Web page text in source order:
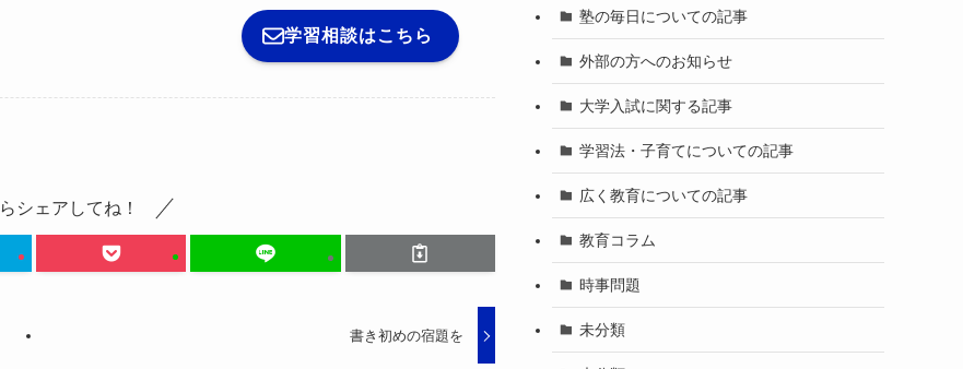
学習相談はこちら
シェアしてね！
書き初めの宿題を
塾の毎日についての記事
外部の方へのお知らせ
大学入試に関する記事
学習法・子育てについての記事
広く教育についての記事
教育コラム
時事問題
未分類